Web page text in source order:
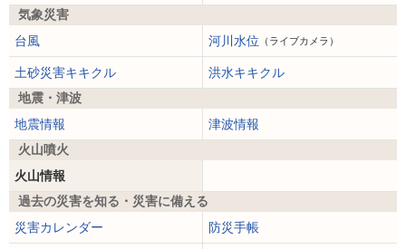
気象災害
台風
河川水位 （ライブカメラ）
土砂災害キキクル
洪水キキクル
地震・津波
地震情報
津波情報
火山噴火
火山情報
過去の災害を知る・災害に備える
災害カレンダー
防災手帳